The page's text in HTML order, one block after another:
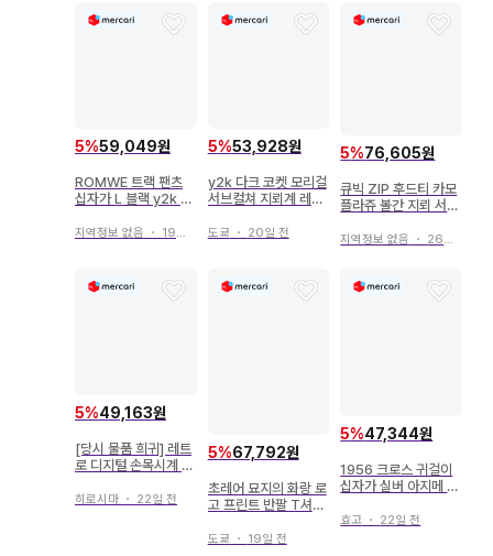
5%59,049원
ROMWE 트랙 팬츠
십자가 L 블랙 y2k 지
타일
지역정보 없음 ・ 19일 전
5%53,928원
y2k 다크 코켓 모리걸
서브컬쳐 지뢰계 레이
도쿄 ・ 20일 전
5%76,605원
큐빅 ZIP 후드티 카모
플라쥬 볼간 지뢰 서브
지역정보 없음 ・ 26일 전
5%49,163원
[당시 물품 희귀] 레트
로 디지털 손목시계 코
팬시
히로시마 ・ 22일 전
5%67,792원
초레어 묘지의 화랑 로
고 프린트 반팔 T셔츠
도쿄 ・ 19일 전
5%47,344원
1956 크로스 귀걸이
십자가 실버 아지메 고
효고 ・ 22일 전